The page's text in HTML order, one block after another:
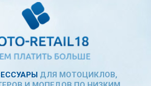
ДЛЯ МОТОЦИКЛОВ,